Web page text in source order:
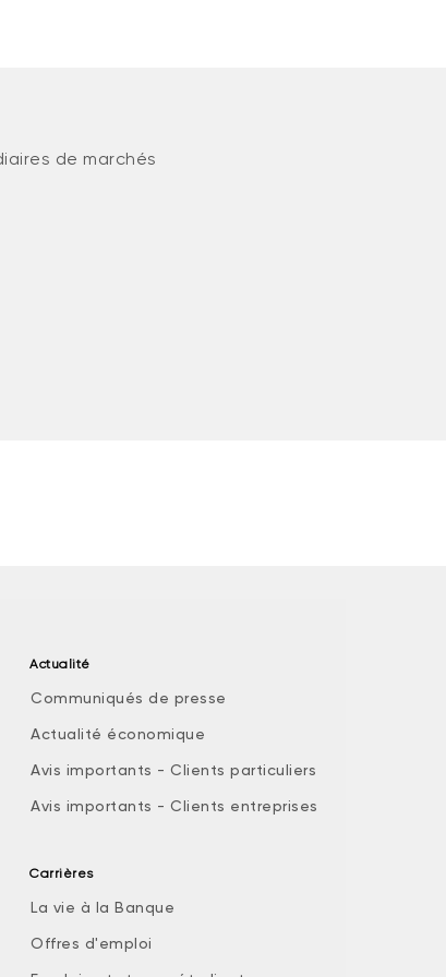
de marchés
Actualité
Communiqués de presse
Actualité économique
Avis importants - Clients particuliers
Avis importants - Clients entreprises
Carrières
La vie à la Banque
Offres d'emploi